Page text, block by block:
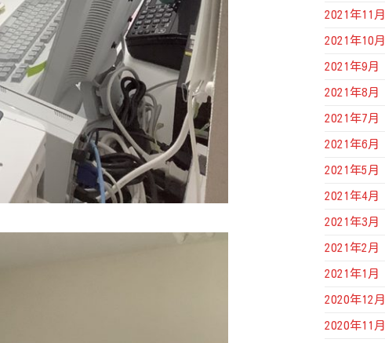
2021年11月
2021年10月
2021年9月
2021年8月
2021年7月
2021年6月
2021年5月
2021年4月
2021年3月
2021年2月
2021年1月
2020年12月
2020年11月